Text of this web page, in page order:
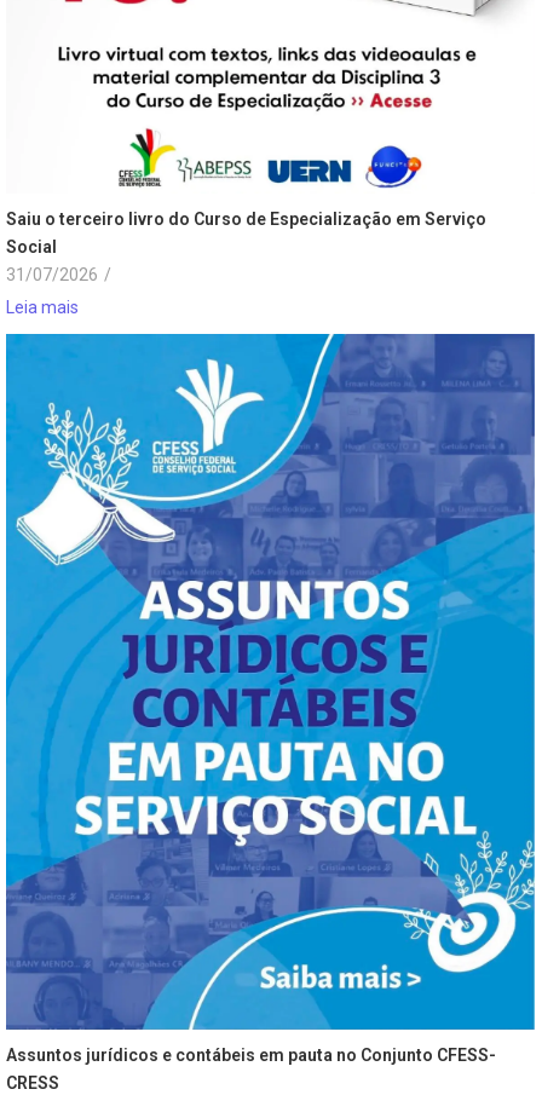
Saiu o terceiro livro do Curso de Especialização em Serviço
Social
31/07/2026 /
Leia mais
Assuntos jurídicos e contábeis em pauta no Conjunto CFESS-
CRESS